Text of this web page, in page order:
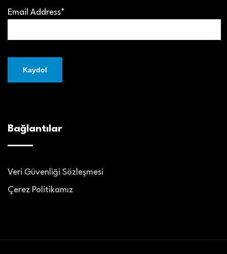
Email Address*
Bağlantılar
Veri Güvenliği Sözleşmesi
Çerez Politikamız